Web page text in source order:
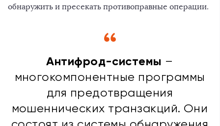
обнаружить и пресекать противоправные операции.
Антифрод-системы –
многокомпонентные программы
для предотвращения
мошеннических транзакций. Они